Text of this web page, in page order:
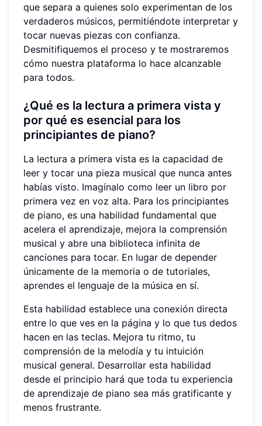
que separa a quienes solo experimentan de los
verdaderos músicos, permitiéndote interpretar y
tocar nuevas piezas con confianza.
Desmitifiquemos el proceso y te mostraremos
cómo nuestra plataforma lo hace alcanzable
para todos.
¿Qué es la lectura a primera vista y
por qué es esencial para los
principiantes de piano?
La lectura a primera vista es la capacidad de
leer y tocar una pieza musical que nunca antes
habías visto. Imagínalo como leer un libro por
primera vez en voz alta. Para los principiantes
de piano, es una habilidad fundamental que
acelera el aprendizaje, mejora la comprensión
musical y abre una biblioteca infinita de
canciones para tocar. En lugar de depender
únicamente de la memoria o de tutoriales,
aprendes el lenguaje de la música en sí.
Esta habilidad establece una conexión directa
entre lo que ves en la página y lo que tus dedos
hacen en las teclas. Mejora tu ritmo, tu
comprensión de la melodía y tu intuición
musical general. Desarrollar esta habilidad
desde el principio hará que toda tu experiencia
de aprendizaje de piano sea más gratificante y
menos frustrante.